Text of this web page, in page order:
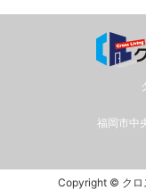
福岡市中
Copyright © クロ